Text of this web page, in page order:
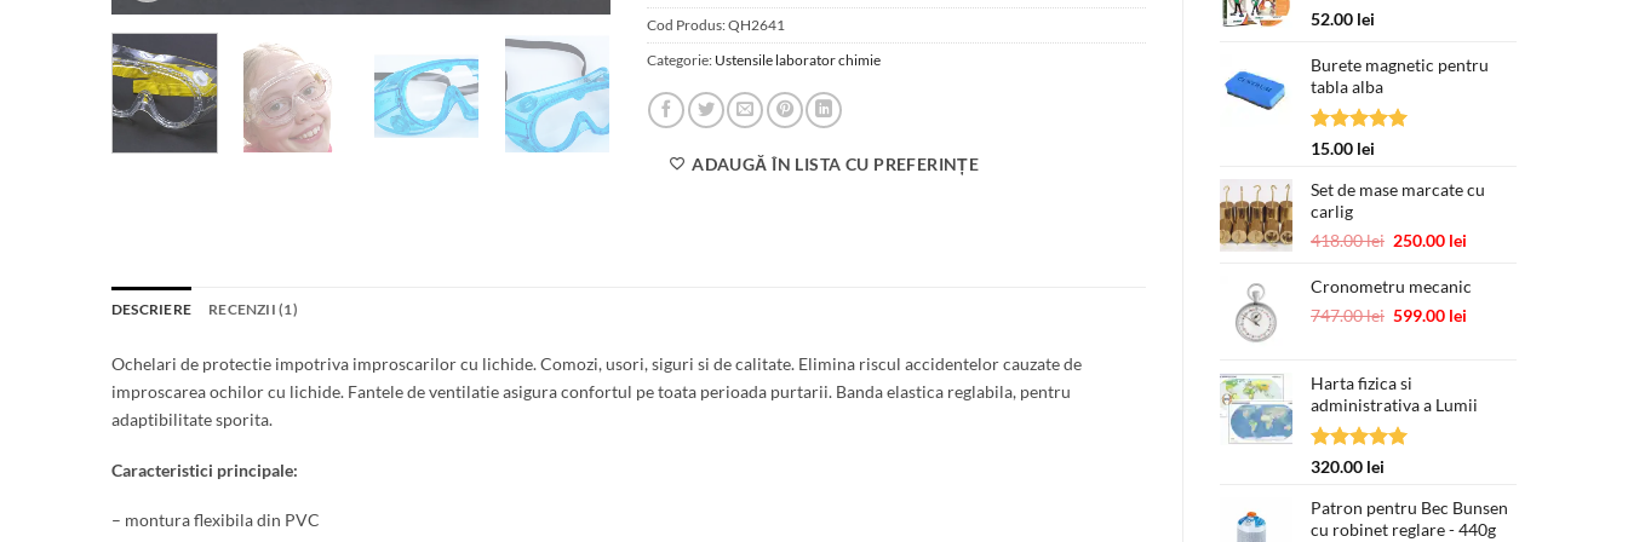
52.00 lei
Burete magnetic pentru
tabla alba
Evaluat la
15.00 lei
Set de mase marcate cu
carlig
418.00lei Prețul
a
fost:
250.00 lei
este:
Cronometru mecanic
747.00lei Prețul
fost:
747.00 lei.
599.00 lei
Harta fizica si
administrativa a Lumii
Evaluat la
320.00 lei
Patron pentru Bec Bunsen
cu robinet reglare - 440g
Cod Produs:QH2641
Categorie: Ustensile laborator chimie
ADAUGĂ ÎN LISTA CU PREFERINȚE
DESCRIERE RECENZII (1)
Ochelari de protectie impotriva improscarilor cu lichide. Comozi, usori, siguri si de calitate. Elimina riscul accidentelor cauzate de
improscarea ochilor cu lichide. Fantele de ventilatie asigura confortul pe toata perioada purtarii. Banda elastica reglabila, pentru
adaptibilitate sporita.
Caracteristici principale:
– montura flexibila din PVC